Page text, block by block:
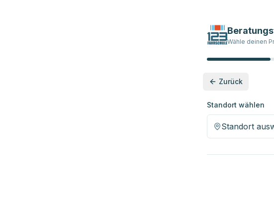
Wähle deinen
Zurück
Standort wählen
Standort